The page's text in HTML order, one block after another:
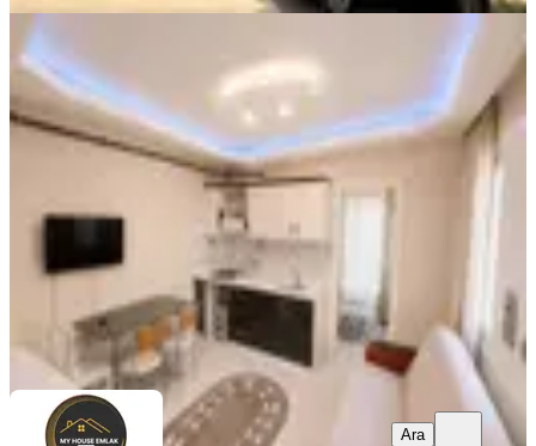
MANZARALI
Buca Atatürk Mahallesi'nde 2+1
Eşyalı Satılık |fırsat Konum
Buca, Atatürk Mahallesi
2+1·60 m²·2. Kat·22.07.2026
3.465.000 ₺
My House Emlak Pınar Koşun
Ara
Ara